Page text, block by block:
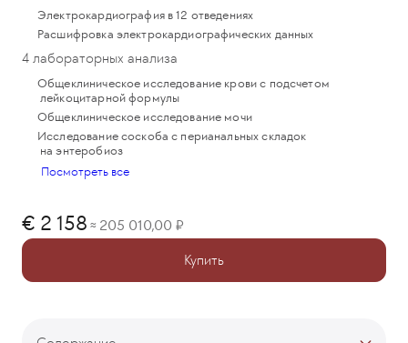
Электрокардиография в 12 отведениях
Расшифровка электрокардиографических данных
4 лабораторных анализа
Общеклиническое исследование крови с подсчетом
лейкоцитарной формулы
Общеклиническое исследование мочи
Исследование соскоба с перианальных складок
на энтеробиоз
Посмотреть все
Купить
2 158 ≈ 205 010,00